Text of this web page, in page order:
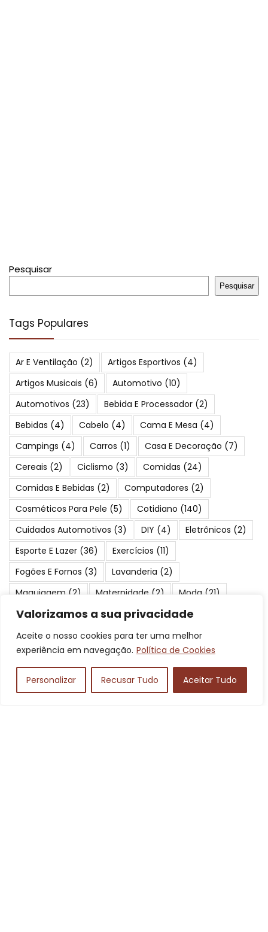
Valorizamos a sua privacidade
Aceite o nosso cookies para ter uma melhor
experiência em navegação. Política de Cookies
Personalizar Recusar Tudo Aceitar Tudo
Pesquisar
Pesquisar
Tags Populares
Ar E Ventilação (2) Artigos Esportivos (4)
Artigos Musicais (6) Automotivo (10)
Automotivos (23) Bebida E Processador (2)
Bebidas (4) Cabelo (4) Cama E Mesa (4)
Campings (4) Carros (1) Casa E Decoração (7)
Cereais (2) Ciclismo (3) Comidas (24)
Comidas E Bebidas (2) Computadores (2)
Cosméticos Para Pele (5) Cotidiano (140)
Cuidados Automotivos (3) DIY (4) Eletrônicos (2)
Esporte E Lazer (36) Exercícios (11)
Fogões E Fornos (3) Lavanderia (2)
Maquiagem (2) Maternidade (2) Moda (21)
Motos(7) Móveis (2) Passeios(2)
Periféricos(3) Pescaria(17) Pneus E Rodas
Praias(23) Produtos Para Cães(2)
Proteção E Segurança(2) Saúde E Beleza(4)
Serviços(19) Suplementos(3) Turismo(84)